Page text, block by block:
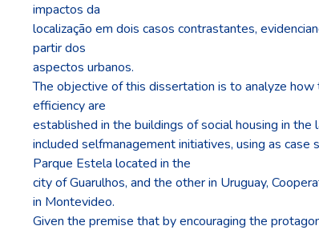
impactos da
localização em dois casos contrastantes,
partir dos
aspectos urbanos.
The objective of this dissertation is to analyze
efficiency are
established in the buildings of social housing in the
included selfmanagement initiatives, using as case
Parque Estela located in the
city of Guarulhos, and the other in Uruguay,
in Montevideo.
Given the premise that by encouraging the